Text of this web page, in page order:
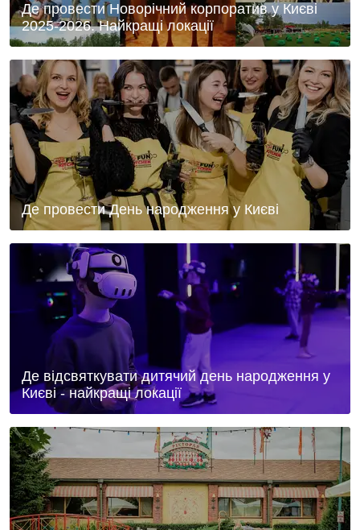
Де провести Новорічний корпоратив у Києві
2025-2026. Найкращі локації
Де провести День народження у Києві
Де відсвяткувати дитячий день народження у
Києві - найкращі локації